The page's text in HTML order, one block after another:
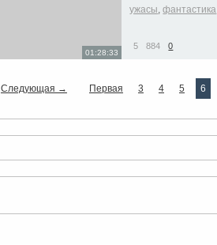
01:28:33
ужасы,фантастика
5 884 0
Следующая → Первая 3 4 5 6